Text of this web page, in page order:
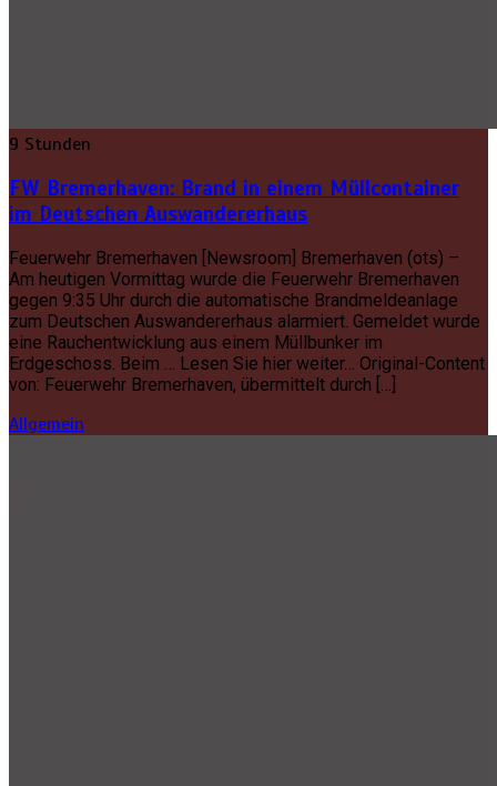
9 Stunden
FW Bremerhaven: Brand in einem Müllcontainer
im Deutschen Auswandererhaus
Feuerwehr Bremerhaven [Newsroom] Bremerhaven (ots) –
Am heutigen Vormittag wurde die Feuerwehr Bremerhaven
gegen 9:35 Uhr durch die automatische Brandmeldeanlage
zum Deutschen Auswandererhaus alarmiert. Gemeldet wurde
eine Rauchentwicklung aus einem Müllbunker im
Erdgeschoss. Beim … Lesen Sie hier weiter… Original-Content
von: Feuerwehr Bremerhaven, übermittelt durch […]
Allgemein